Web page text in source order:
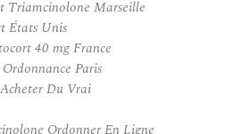
Triamcinolone Marseille
États Unis
40 mg France
Paris
Du Vrai